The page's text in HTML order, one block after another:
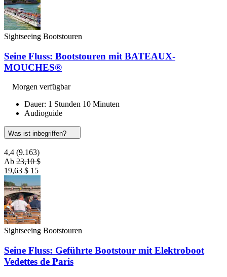
Sightseeing Bootstouren
Seine Fluss: Bootstouren mit BATEAUX-
MOUCHES®
Morgen verfügbar
Dauer: 1 Stunden 10 Minuten
Audioguide
Was ist inbegriffen?
4,4 (9.163)
Ab 23,10 $
19,63 $ 15
Sightseeing Bootstouren
Seine Fluss: Geführte Bootstour mit Elektroboot
Vedettes de Paris